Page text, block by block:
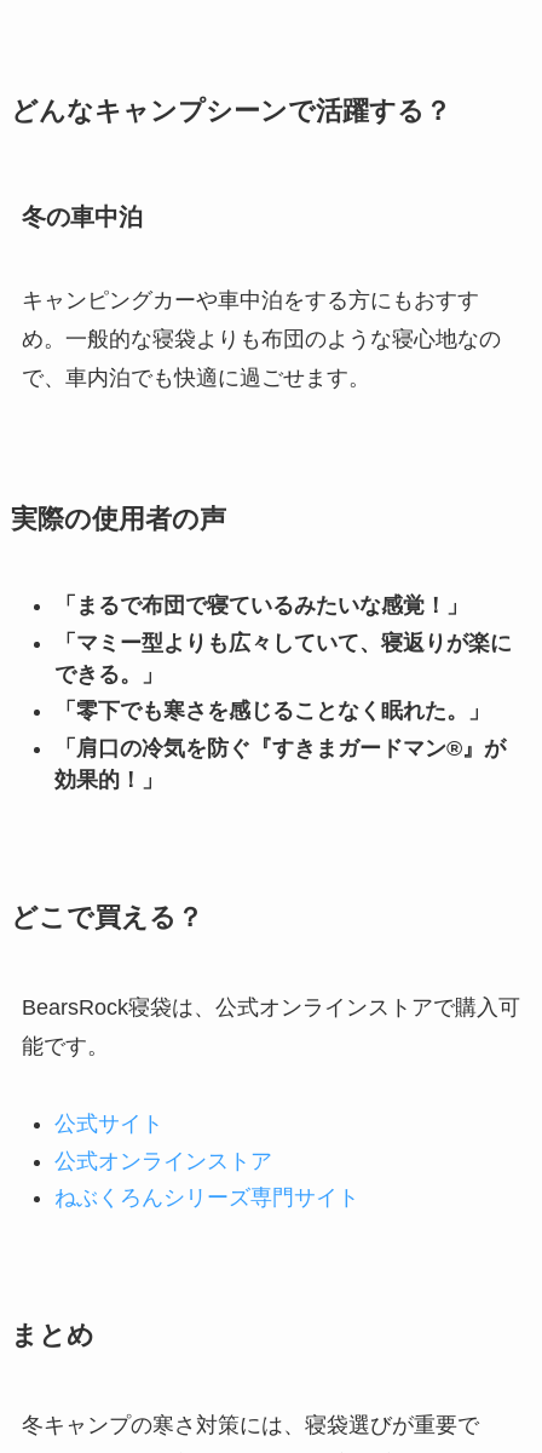
どんなキャンプシーンで活躍する？
冬の車中泊
キャンピングカーや車中泊をする方にもおすす
め。一般的な寝袋よりも布団のような寝心地なの
で、車内泊でも快適に過ごせます。
実際の使用者の声
「まるで布団で寝ているみたいな感覚！」
「マミー型よりも広々していて、寝返りが楽に
できる。」
「零下でも寒さを感じることなく眠れた。」
「肩口の冷気を防ぐ『すきまガードマン®』が
効果的！」
どこで買える？
BearsRock寝袋は、公式オンラインストアで購入可
能です。
公式サイト
公式オンラインストア
ねぶくろんシリーズ専門サイト
まとめ
冬キャンプの寒さ対策には、寝袋選びが重要で